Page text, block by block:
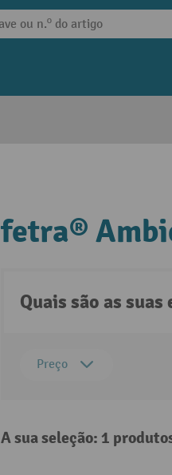
fetra®
Quais são as
Preço
A sua seleção: 1